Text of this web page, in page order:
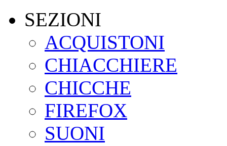
SEZIONI
ACQUISTONI
CHIACCHIERE
CHICCHE
FIREFOX
SUONI